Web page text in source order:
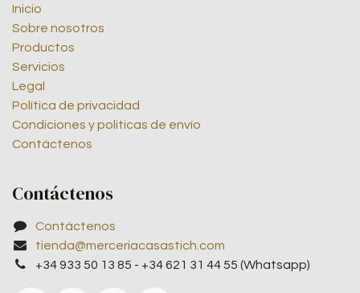
Inicio
Sobre nosotros
Productos
Servicios
Legal
Política de privacidad
Condiciones y politicas de envío
Contáctenos
Contáctenos
Contáctenos
tienda@merceriacasastich.com
+34 933 50 13 85 - +34 621 31 44 55 (Whatsapp)